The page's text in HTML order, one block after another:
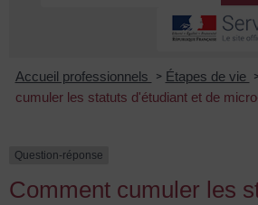
Accueil professionnels > Étapes de vie
cumuler les statuts d'étudiant et de
Question-réponse
Comment cumuler les